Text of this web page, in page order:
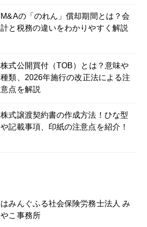
M&Aの「のれん」償却期間とは？会
計と税務の違いをわかりやすく解説
株式公開買付（TOB）とは？意味や
種類、2026年施行の改正法による注
意点を解説
株式譲渡契約書の作成方法！ひな型
や記載事項、印紙の注意点を紹介！
はみんぐふる社会保険労務士法人 み
やこ事務所